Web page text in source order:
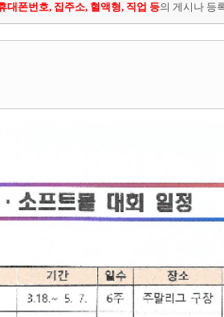
대폰번호, 집주소, 혈액형, 직업 등의 게시나 등